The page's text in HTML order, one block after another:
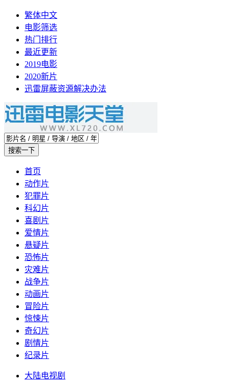
繁体中文
电影筛选
热门排行
最近更新
2019电影
2020新片
迅雷屏蔽资源解决办法
首页
动作片
犯罪片
科幻片
喜剧片
爱情片
悬疑片
恐怖片
灾难片
战争片
动画片
冒险片
惊悚片
奇幻片
剧情片
纪录片
大陆电视剧